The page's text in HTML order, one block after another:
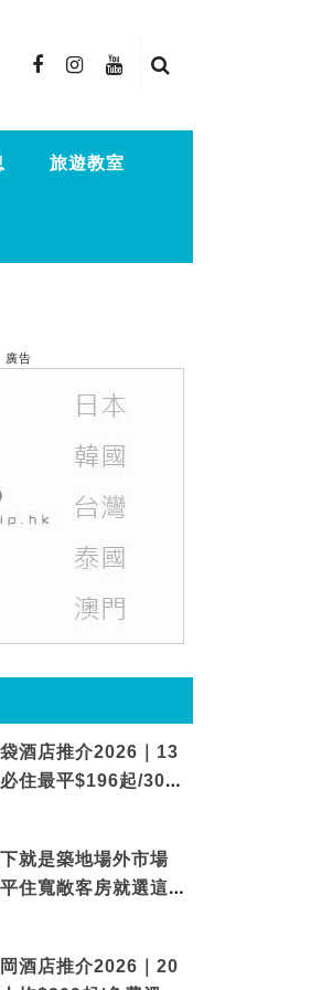
旅遊教室
廣告
酒店推介2026｜13
住最平$196起/30秒
就是築地場外市場
住寬敞客房就選這間
酒店推介2026｜20